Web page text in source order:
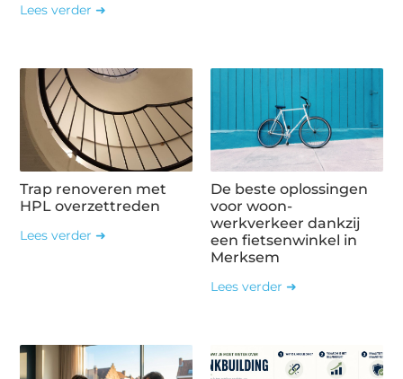
Lees verder ➜
Trap renoveren met
HPL overzettreden
Lees verder ➜
De beste oplossingen
voor woon-
werkverkeer dankzij
een fietsenwinkel in
Merksem
Lees verder ➜